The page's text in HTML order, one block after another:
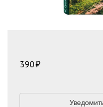
390